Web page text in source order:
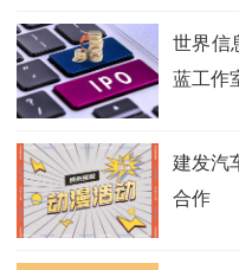
世界信
蓝工作
建发汽
合作